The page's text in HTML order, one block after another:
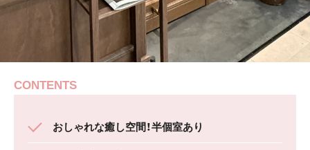
CONTENTS
おしゃれな癒し空間！半個室あり